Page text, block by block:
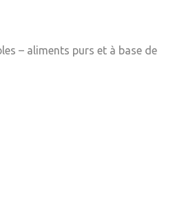
– aliments purs et à base de